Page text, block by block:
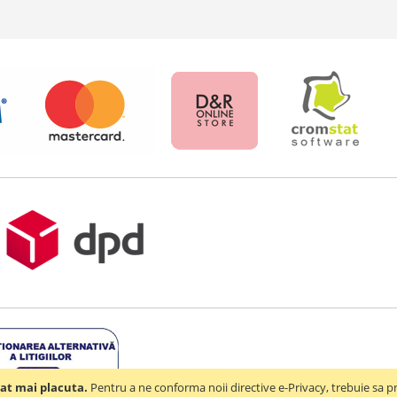
mai placuta. Pentru a ne conforma noii directive e-Privacy, trebuie sa